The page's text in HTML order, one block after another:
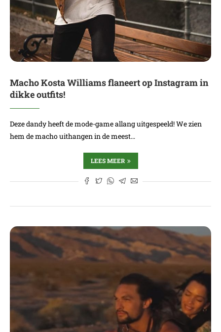
Macho Kosta Williams flaneert op Instagram in
dikke outfits!
Deze dandy heeft de mode-game allang uitgespeeld! We zien
hem de macho uithangen in de meest…
LEES MEER